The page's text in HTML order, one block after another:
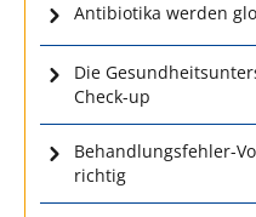
Antibiotika werden
Die
Check-up
Behandlungsfehler-
richtig